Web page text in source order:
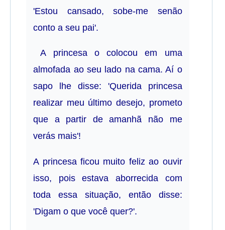
'Estou cansado, sobe-me senão
conto a seu pai'.
A princesa o colocou em uma
almofada ao seu lado na cama. Aí o
sapo lhe disse: 'Querida princesa
realizar meu último desejo, prometo
que a partir de amanhã não me
verás mais'!
A princesa ficou muito feliz ao ouvir
isso, pois estava aborrecida com
toda essa situação, então disse:
'Digam o que você quer?'.